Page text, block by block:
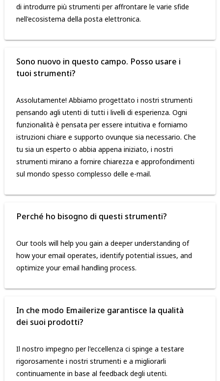
di introdurre più strumenti per affrontare le varie sfide
nell'ecosistema della posta elettronica.
Sono nuovo in questo campo. Posso usare i
tuoi strumenti?
Assolutamente! Abbiamo progettato i nostri strumenti
pensando agli utenti di tutti i livelli di esperienza. Ogni
funzionalità è pensata per essere intuitiva e forniamo
istruzioni chiare e supporto ovunque sia necessario. Che
tu sia un esperto o abbia appena iniziato, i nostri
strumenti mirano a fornire chiarezza e approfondimenti
sul mondo spesso complesso delle e-mail.
Perché ho bisogno di questi strumenti?
Our tools will help you gain a deeper understanding of
how your email operates, identify potential issues, and
optimize your email handling process.
In che modo Emailerize garantisce la qualità
dei suoi prodotti?
Il nostro impegno per l'eccellenza ci spinge a testare
rigorosamente i nostri strumenti e a migliorarli
continuamente in base al feedback degli utenti.